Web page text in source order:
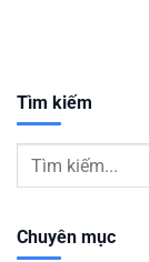
Tìm kiếm
Chuyên mục